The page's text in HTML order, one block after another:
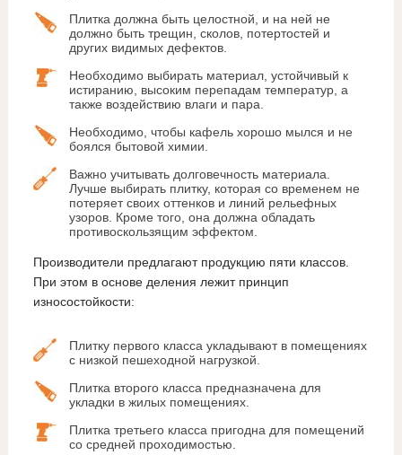
Плитка должна быть целостной, и на ней не
должно быть трещин, сколов, потертостей и
других видимых дефектов.
Необходимо выбирать материал, устойчивый к
истиранию, высоким перепадам температур, а
также воздействию влаги и пара.
Необходимо, чтобы кафель хорошо мылся и не
боялся бытовой химии.
Важно учитывать долговечность материала.
Лучше выбирать плитку, которая со временем не
потеряет своих оттенков и линий рельефных
узоров. Кроме того, она должна обладать
противоскользящим эффектом.
Производители предлагают продукцию пяти классов.
При этом в основе деления лежит принцип
износостойкости:
Плитку первого класса укладывают в помещениях
с низкой пешеходной нагрузкой.
Плитка второго класса предназначена для
укладки в жилых помещениях.
Плитка третьего класса пригодна для помещений
со средней проходимостью.